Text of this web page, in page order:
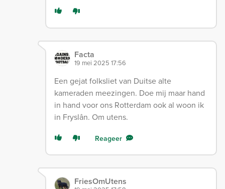
Facta
19 mei 2025 17:56
Een gejat folksliet van Duitse alte
kameraden meezingen. Doe mij maar hand
in hand voor ons Rotterdam ook al woon ik
in Fryslân. Om utens.
Reageer
FriesOmUtens